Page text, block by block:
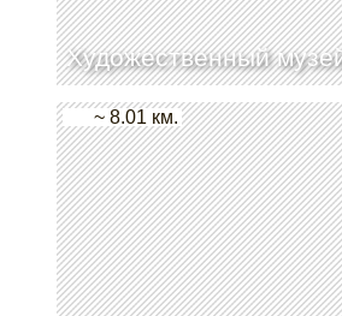
Художественный
~ 8.01 км.